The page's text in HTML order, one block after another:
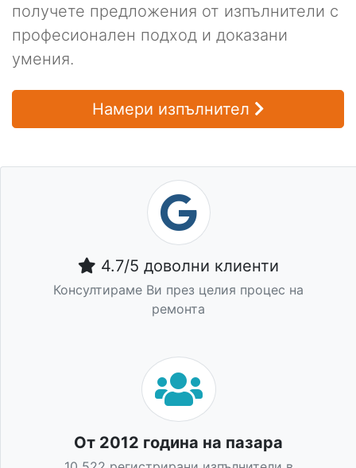
получете предложения от изпълнители с
професионален подход и доказани
умения.
Намери изпълнител
4.7/5 доволни клиенти
Консултираме Ви през целия процес на
ремонта
От 2012 година на пазара